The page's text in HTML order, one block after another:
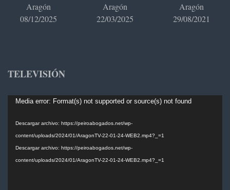
Aragón
08/12/2025
Aragón
22/03/2025
Aragón
29/08/2021
TELEVISIÓN
Reproductor
vídeo
Media error: Format(s) not supported or source(s) not found
Descargar archivo: https://peiroabogados.net/wp-
content/uploads/2024/01/AragonTV-22-01-24-WEB2.mp4?_=1
Descargar archivo: https://peiroabogados.net/wp-
content/uploads/2024/01/AragonTV-22-01-24-WEB2.mp4?_=1